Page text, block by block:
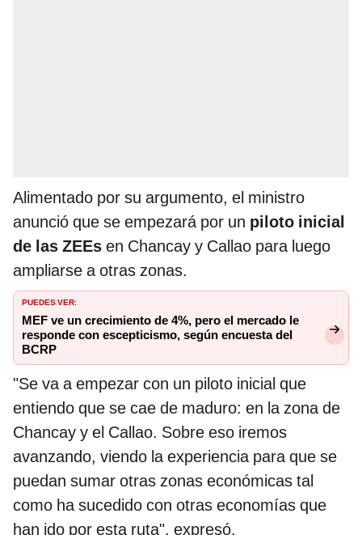
Alimentado por su argumento, el ministro
anunció que se empezará por un piloto inicial
de las ZEEs en Chancay y Callao para luego
ampliarse a otras zonas.
PUEDES VER:
MEF ve un crecimiento de 4%, pero el mercado le
responde con escepticismo, según encuesta del
BCRP
"Se va a empezar con un piloto inicial que
entiendo que se cae de maduro: en la zona de
Chancay y el Callao. Sobre eso iremos
avanzando, viendo la experiencia para que se
puedan sumar otras zonas económicas tal
como ha sucedido con otras economías que
han ido por esta ruta", expresó.